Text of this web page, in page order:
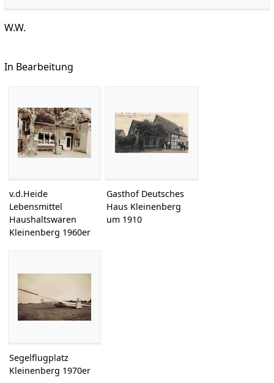
W.W.
In Bearbeitung
v.d.Heide
Lebensmittel
Haushaltswaren
Kleinenberg 1960er
Gasthof Deutsches
Haus Kleinenberg
um 1910
Segelflugplatz
Kleinenberg 1970er